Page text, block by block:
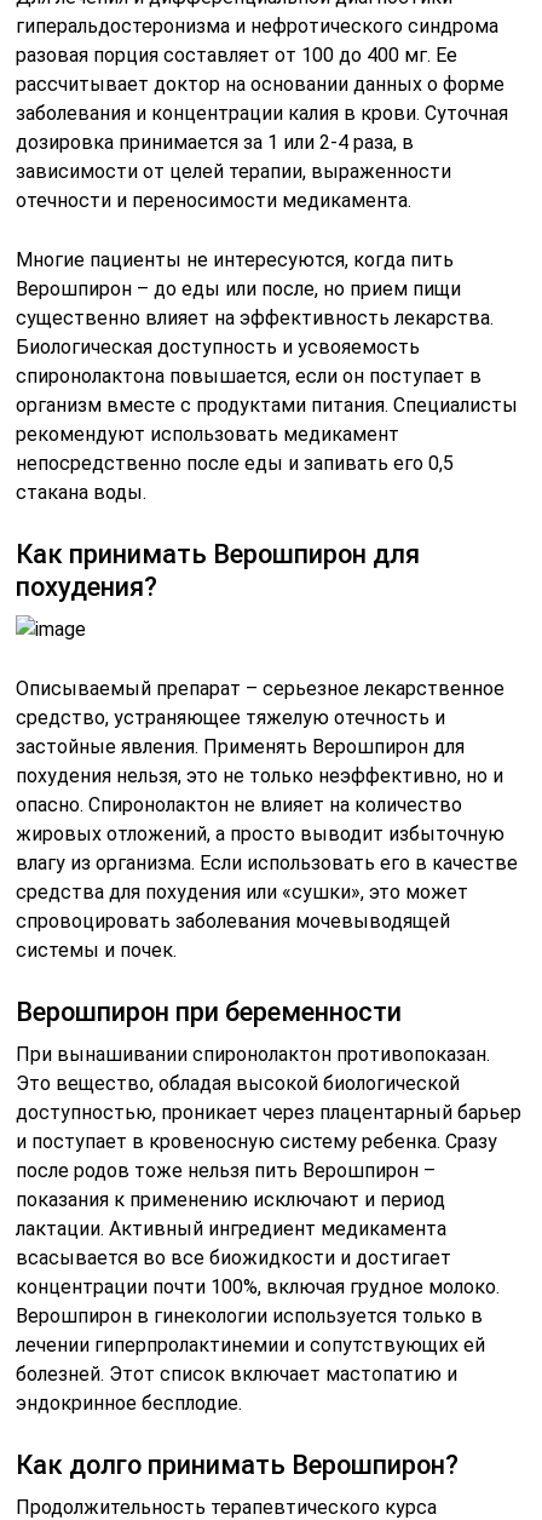
гиперальдостеронизма и нефротического синдрома
разовая порция составляет от 100 до 400 мг. Ее
рассчитывает доктор на основании данных о форме
заболевания и концентрации калия в крови. Суточная
дозировка принимается за 1 или 2-4 раза, в
зависимости от целей терапии, выраженности
отечности и переносимости медикамента.
Многие пациенты не интересуются, когда пить
Верошпирон – до еды или после, но прием пищи
существенно влияет на эффективность лекарства.
Биологическая доступность и усвояемость
спиронолактона повышается, если он поступает в
организм вместе с продуктами питания. Специалисты
рекомендуют использовать медикамент
непосредственно после еды и запивать его 0,5
стакана воды.
Как принимать Верошпирон для
похудения?
Описываемый препарат – серьезное лекарственное
средство, устраняющее тяжелую отечность и
застойные явления. Применять Верошпирон для
похудения нельзя, это не только неэффективно, но и
опасно. Спиронолактон не влияет на количество
жировых отложений, а просто выводит избыточную
влагу из организма. Если использовать его в качестве
средства для похудения или «сушки», это может
спровоцировать заболевания мочевыводящей
системы и почек.
Верошпирон при беременности
При вынашивании спиронолактон противопоказан.
Это вещество, обладая высокой биологической
доступностью, проникает через плацентарный барьер
и поступает в кровеносную систему ребенка. Сразу
после родов тоже нельзя пить Верошпирон –
показания к применению исключают и период
лактации. Активный ингредиент медикамента
всасывается во все биожидкости и достигает
концентрации почти 100%, включая грудное молоко.
Верошпирон в гинекологии используется только в
лечении гиперпролактинемии и сопутствующих ей
болезней. Этот список включает мастопатию и
эндокринное бесплодие.
Как долго принимать Верошпирон?
Продолжительность терапевтического курса